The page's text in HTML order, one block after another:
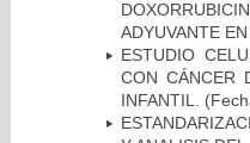
ADYUVANTE
ESTUDIO
CON CÁNCER
INFANTIL.